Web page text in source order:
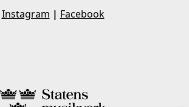
Instagram | Facebook